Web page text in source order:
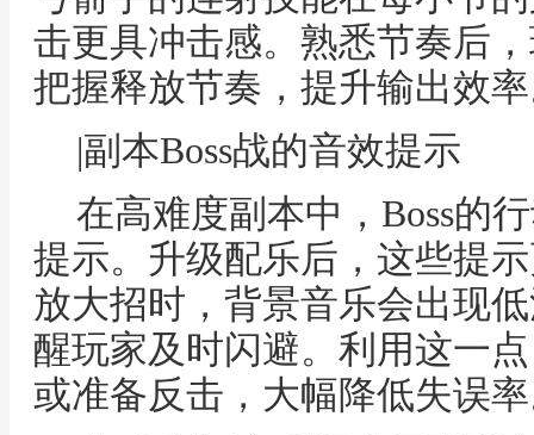
击更具冲击感。熟悉节奏后
把握释放节奏，提升输出效
|副本Boss战的音效提示
在高难度副本中，Boss的
提示。升级配乐后，这些提
放大招时，背景音乐会出现
醒玩家及时闪避。利用这一
或准备反击，大幅降低失误